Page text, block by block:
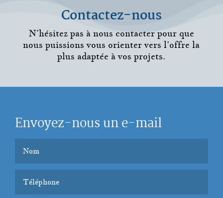
Contactez-nous
N’hésitez pas à nous contacter pour que
nous puissions vous orienter vers l’offre la
plus adaptée à vos projets.
Envoyez-nous un e-mail